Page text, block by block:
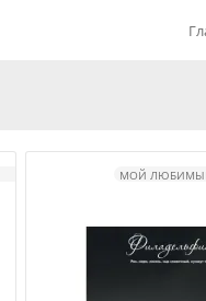
МОЙ ЛЮБИМЫЙ